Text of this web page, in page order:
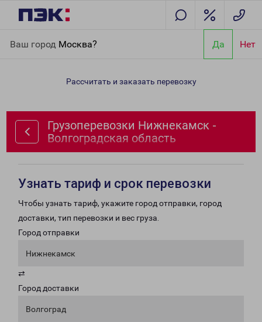
Ваш город Москва? Да Нет
Волгоградская область
Рассчитать и заказать перевозку
Грузоперевозки Нижнекамск -
Волгоградская область
Узнать тариф и срок перевозки
Чтобы узнать тариф, укажите город отправки, город
доставки, тип перевозки и вес груза.
Город отправки
Нижнекамск
⇄
Город доставки
Волгоград